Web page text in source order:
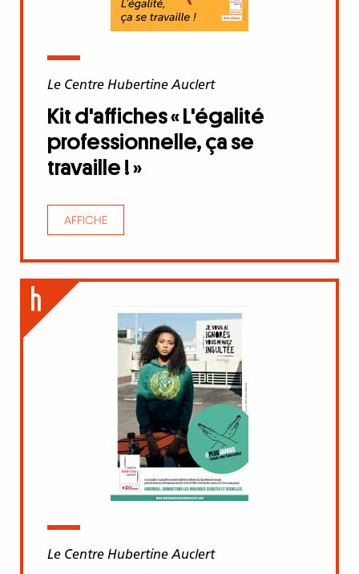
Le Centre Hubertine Auclert
Kit d'affiches « L'égalité
professionnelle, ça se
travaille ! »
AFFICHE
Le Centre Hubertine Auclert